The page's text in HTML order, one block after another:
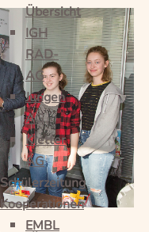
Übersicht
IGH
RAD-
AG
Jungen
AG
Kletter
AG
Schülerzeitung
Kooperationen
EMBL